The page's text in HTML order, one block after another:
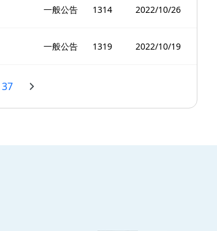
一般公告 1314 2022/10/26
一般公告 1319 2022/10/19
37